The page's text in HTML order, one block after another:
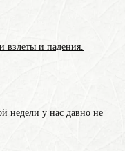
взлеты и падения.
недели у нас давно не